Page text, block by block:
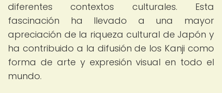
diferentes contextos culturales. Esta
fascinación ha llevado a una mayor
apreciación de la riqueza cultural de Japón y
ha contribuido a la difusión de los Kanji como
forma de arte y expresión visual en todo el
mundo.